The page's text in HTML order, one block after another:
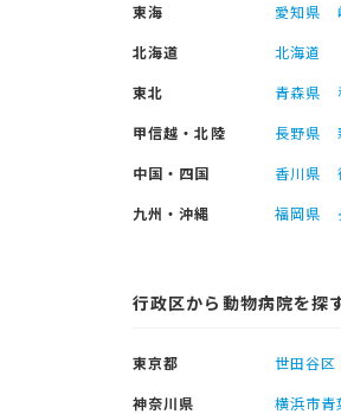
東海
愛知県
北海道
北海道
東北
青森県
甲信越・北陸
長野県
中国・四国
香川県
九州・沖縄
福岡県
行政区から動物病院を探
東京都 世田谷区
神奈川県
横浜市青